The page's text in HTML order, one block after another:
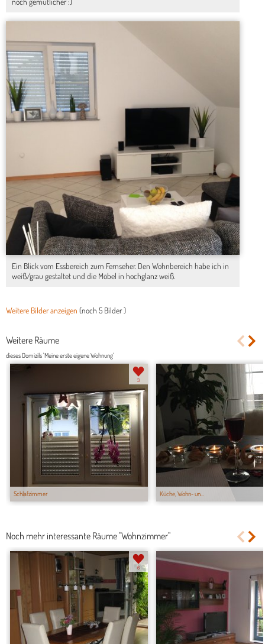
Ein Blick vom Essbereich zum Fernseher. Den Wohnbereich habe ich in
weiß/grau gestaltet und die Möbel in hochglanz weiß.
Weitere Bilder anzeigen (noch 5 Bilder)
Weitere Räume
dieses Domizils 'Meine erste eigene Wohnung'
Schlafzimmer
3
Küche, Wohn- un...
Noch mehr interessante Räume "Wohnzimmer"
6